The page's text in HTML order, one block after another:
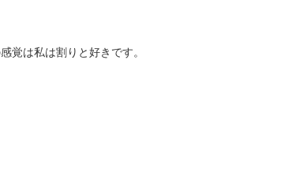
覚は私は割りと好きです。